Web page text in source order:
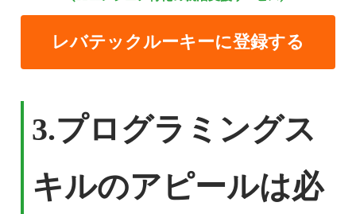
レバテックルーキーに登録する
3.プログラミングス
キルのアピールは必